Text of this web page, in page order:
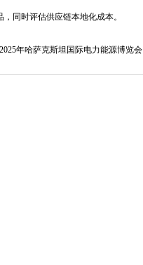
同时评估供应链本地化成本。
2025年哈萨克斯坦国际电力能源博览会